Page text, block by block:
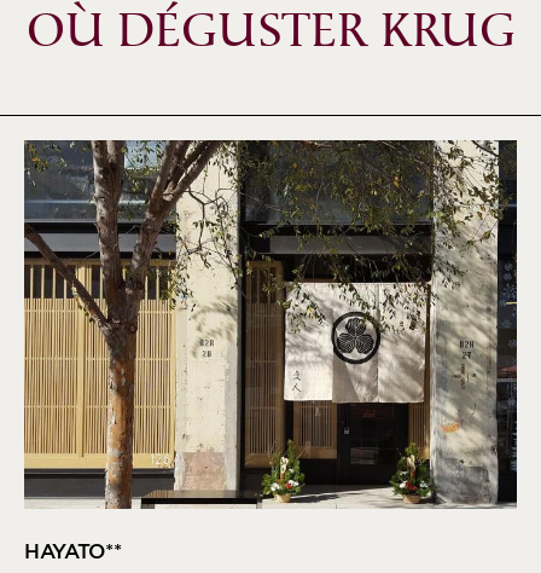
OÙ DÉGUSTER KRUG
HAYATO**